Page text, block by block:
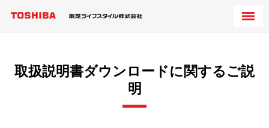
取扱説明書ダウンロードに関するご説
明